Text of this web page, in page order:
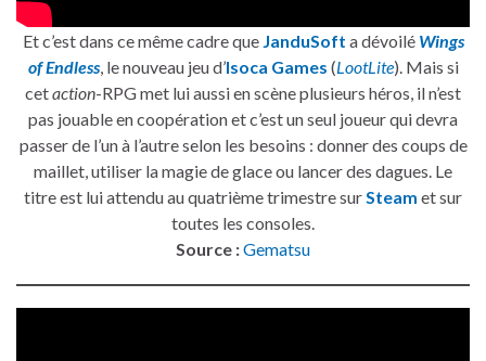
Et c’est dans ce même cadre que JanduSoft a dévoilé Wings
of Endless, le nouveau jeu d’Isoca Games (LootLite). Mais si
cetaction-RPG met lui aussi en scène plusieurs héros, il n’est
pas jouable en coopération et c’est un seul joueur qui devra
passer de l’un à l’autre selon les besoins : donner des coups de
maillet, utiliser la magie de glace ou lancer des dagues. Le
titre est lui attendu au quatrième trimestre sur Steam et sur
toutes les consoles.
Source :Gematsu